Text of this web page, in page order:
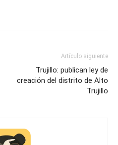
Artículo siguiente
Trujillo: publican ley de
creación del distrito de Alto
Trujillo